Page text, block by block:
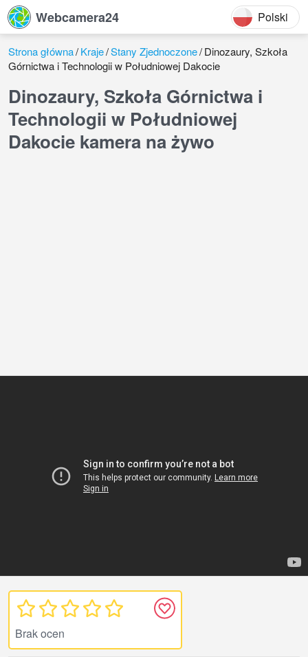
Webcamera24 Polski
Strona główna Kraje Stany Zjednoczone Dinozaury, Szkoła
Górnictwa i Technologii w Południowej Dakocie
Dinozaury, Szkoła Górnictwa i
Technologii w Południowej
Dakocie kamera na żywo
Brak ocen